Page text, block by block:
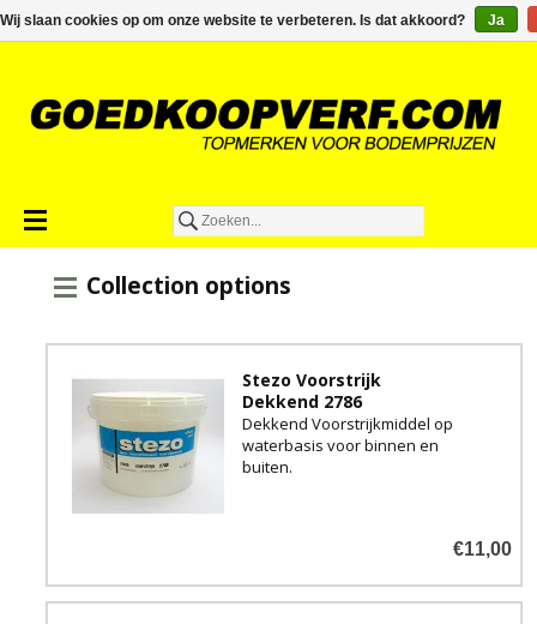
€0,00
Collection options
Stezo Voorstrijk
Dekkend 2786
Dekkend Voorstrijkmiddel op
waterbasis voor binnen en
buiten.
€11,00
Wij slaan cookies op om onze website te verbeteren. Is dat akkoord? Ja